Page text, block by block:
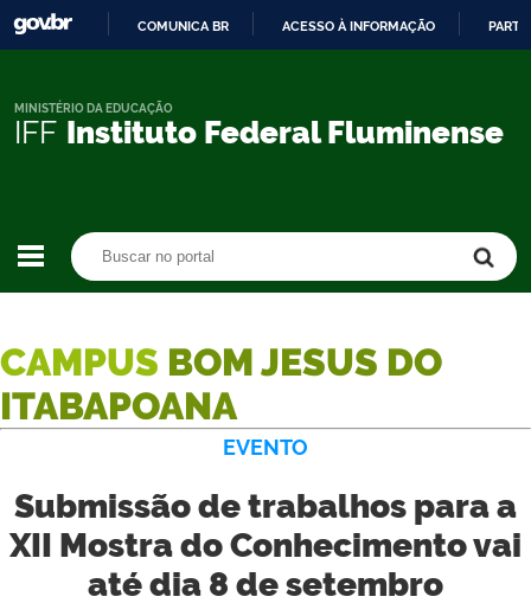
CONTEÚDO
COMUNICA BR ACESSO À INFORMAÇÃO
IFF Instituto Federal Fluminense
MINISTÉRIO DA EDUCAÇÃO
CAMPUS BOM JESUS DO
ITABAPOANA
EVENTO
Submissão de trabalhos para a
XII Mostra do Conhecimento vai
até dia 8 de setembro